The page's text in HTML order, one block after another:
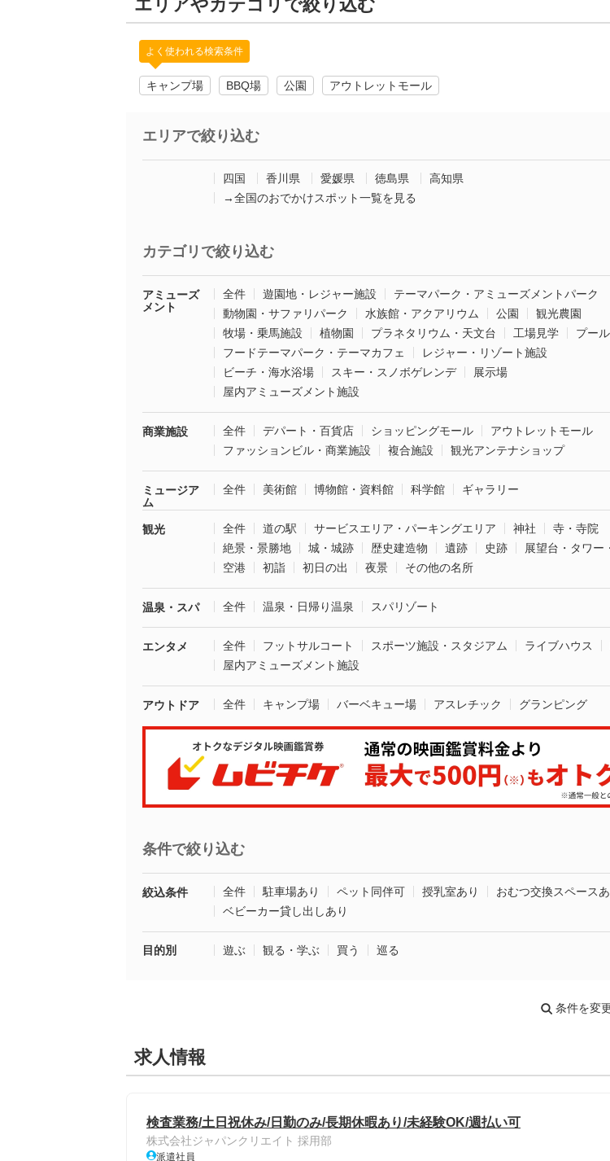
エリアやカテゴリで絞り込む
よく使われる検索条件
キャンプ場 BBQ場 公園 アウトレットモール
エリアで絞り込む
四国 香川県 愛媛県 徳島県
高知県
→全国のおでかけスポット一覧を見る
カテゴリで絞り込む
アミューズ
メント
全件 遊園地・レジャー施設
テーマパーク・アミューズメントパーク
動物園・サファリパーク
水族館・アクアリウム 公園
観光農園
牧場・乗馬施設
植物園 プラネタリウム・天文台 工場見学
プール
フードテーマパーク・テーマカフェ
レジャー・リゾート施設
ビーチ・海水浴場
スキー・スノボゲレンデ
展示場
屋内アミューズメント施設
商業施設 全件 デパート・百貨店 ショッピングモール
アウトレットモール
ファッションビル・商業施設
複合施設 観光アンテナショップ
ミュージア
ム
全件 美術館 博物館・資料館 科学館 ギャラリー
観光 全件 道の駅 サービスエリア・パーキングエリア 神社
寺・寺院
絶景・景勝地
城・城跡 歴史建造物 遺跡 史跡
展望台・タワー
空港
初詣 初日の出 夜景 その他の名所
温泉・スパ 全件 温泉・日帰り温泉 スパリゾート
エンタメ 全件 フットサルコート スポーツ施設・スタジアム ライブハウス
屋内アミューズメント施設
アウトドア 全件 キャンプ場 バーベキュー場 アスレチック グランピング
条件で絞り込む
絞込条件 全件 駐車場あり ペット同伴可 授乳室あり
おむつ交換スペースあ
ベビーカー貸し出しあり
目的別 遊ぶ 観る・学ぶ 買う 巡る
条件を変
求人情報
検査業務/土日祝休み/日勤のみ/長期休暇あり/未経験OK/週払い可
株式会社ジャパンクリエイト 採用部
派遣社員